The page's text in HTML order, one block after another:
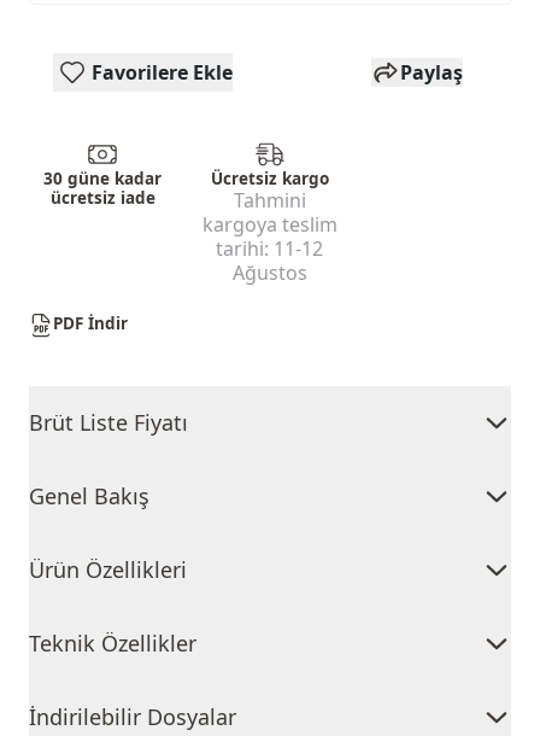
Favorilere Ekle Paylaş
30 güne kadar
ücretsiz iade
Ücretsiz kargo
Tahmini
kargoya teslim
tarihi: 11-12
Ağustos
PDF İndir
Brüt Liste Fiyatı
Genel Bakış
Ürün Özellikleri
Teknik Özellikler
İndirilebilir Dosyalar